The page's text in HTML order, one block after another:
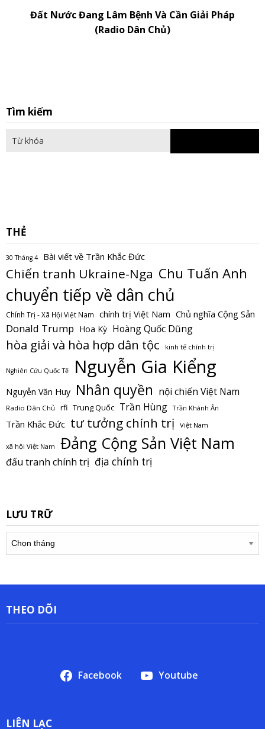
Đất Nước Đang Lâm Bệnh Và Cần Giải Pháp
(Radio Dân Chủ)
Tìm kiếm
THẺ
30 Tháng 4 Bài viết về Trần Khắc Đức
Chiến tranh Ukraine-Nga Chu Tuấn Anh
chuyển tiếp về dân chủ
Chính Trị - Xã Hội Việt Nam chính trị Việt Nam Chủ nghĩa Cộng Sản
Donald Trump Hoa Kỳ Hoàng Quốc Dũng
hòa giải và hòa hợp dân tộc kinh tế chính trị
Nghiên Cứu Quốc Tế Nguyễn Gia Kiểng
Nguyễn Văn Huy Nhân quyền nội chiến Việt Nam
Radio Dân Chủ rfi Trung Quốc Trần Hùng Trần Khánh Ân
Trần Khắc Đức tư tưởng chính trị Việt Nam
xã hội Việt Nam Đảng Cộng Sản Việt Nam
đấu tranh chính trị địa chính trị
LƯU TRỮ
trữ
THEO DÕI
Facebook Youtube
LIÊN LẠC